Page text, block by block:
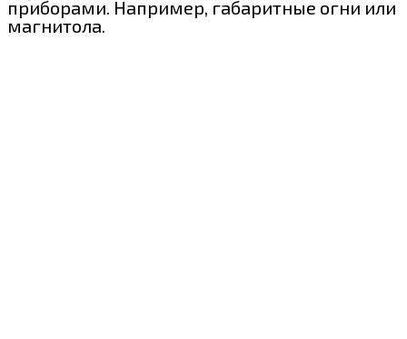
приборами. Например, габаритные огни или
магнитола.